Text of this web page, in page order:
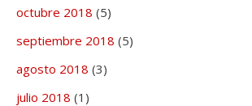
octubre 2018 (5)
septiembre 2018 (5)
agosto 2018 (3)
julio 2018 (1)